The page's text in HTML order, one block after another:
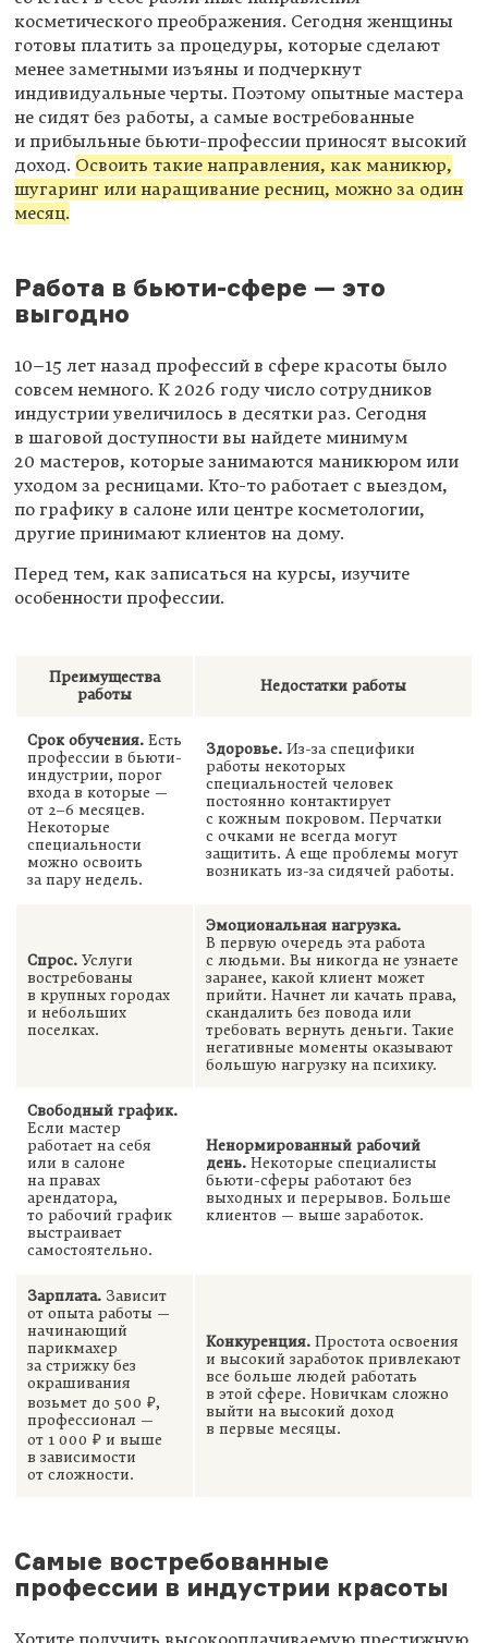
косметического преображения. Сегодня женщины
готовы платить за процедуры, которые сделают
менее заметными изъяны и подчеркнут
индивидуальные черты. Поэтому опытные мастера
не сидят без работы, а самые востребованные
и прибыльные бьюти-профессии приносят высокий
доход. Освоить такие направления, как маникюр,
шугаринг или наращивание ресниц, можно за один
месяц.
Работа в бьюти-сфере — это
выгодно
10–15 лет назад профессий в сфере красоты было
совсем немного. К 2026 году число сотрудников
индустрии увеличилось в десятки раз. Сегодня
в шаговой доступности вы найдете минимум
20 мастеров, которые занимаются маникюром или
уходом за ресницами. Кто-то работает с выездом,
по графику в салоне или центре косметологии,
другие принимают клиентов на дому.
Перед тем, как записаться на курсы, изучите
особенности профессии.
Преимущества
работы
Недостатки работы
Срок обучения. Есть
профессии в бьюти-
индустрии, порог
входа в которые —
от 2–6 месяцев.
Некоторые
специальности
можно освоить
за пару недель.
Здоровье. Из-за специфики
работы некоторых
специальностей человек
постоянно контактирует
с кожным покровом. Перчатки
с очками не всегда могут
защитить. А еще проблемы могут
возникать из-за сидячей работы.
Спрос. Услуги
востребованы
в крупных городах
и небольших
поселках.
Эмоциональная нагрузка.
В первую очередь эта работа
с людьми. Вы никогда не узнаете
заранее, какой клиент может
прийти. Начнет ли качать права,
скандалить без повода или
требовать вернуть деньги. Такие
негативные моменты оказывают
большую нагрузку на психику.
Свободный график.
Если мастер
работает на себя
или в салоне
на правах
арендатора,
то рабочий график
выстраивает
самостоятельно.
Ненормированный рабочий
день. Некоторые специалисты
бьюти-сферы работают без
выходных и перерывов. Больше
клиентов — выше заработок.
Зарплата. Зависит
от опыта работы —
начинающий
парикмахер
за стрижку без
окрашивания
возьмет до 500 ₽,
профессионал —
от 1 000 ₽ и выше
в зависимости
от сложности.
Конкуренция. Простота освоения
и высокий заработок привлекают
все больше людей работать
в этой сфере. Новичкам сложно
выйти на высокий доход
в первые месяцы.
Самые востребованные
профессии в индустрии красоты